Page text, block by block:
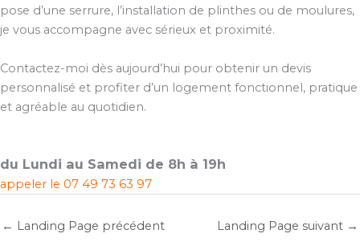
pose d’une serrure, l’installation de plinthes ou de moulures,
je vous accompagne avec sérieux et proximité.
Contactez-moi dès aujourd’hui pour obtenir un devis
personnalisé et profiter d’un logement fonctionnel, pratique
et agréable au quotidien.
du Lundi au Samedi de 8h à 19h
appeler le 07 49 73 63 97
← Landing Page précédent Landing Page suivant →